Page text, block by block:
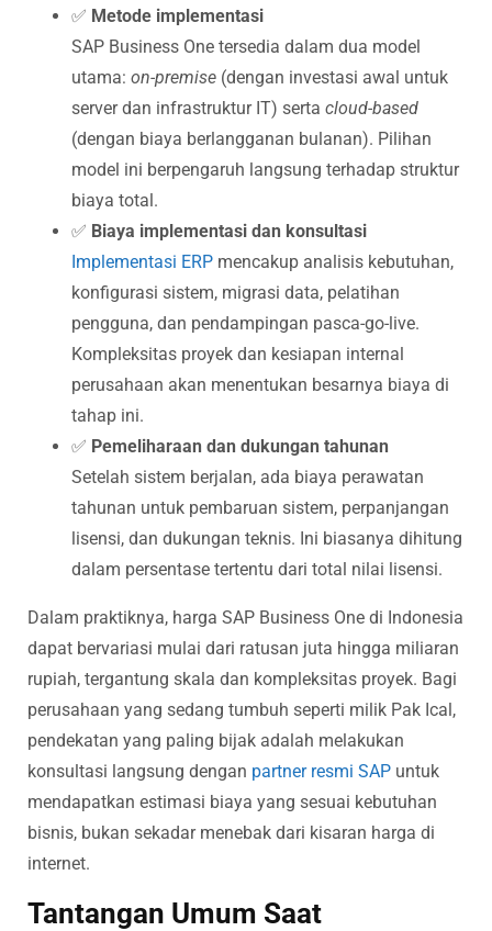
✅ Metode implementasi
SAP Business One tersedia dalam dua model
utama: on-premise (dengan investasi awal untuk
server dan infrastruktur IT) serta cloud-based
(dengan biaya berlangganan bulanan). Pilihan
model ini berpengaruh langsung terhadap struktur
biaya total.
✅ Biaya implementasi dan konsultasi
Implementasi ERP mencakup analisis kebutuhan,
konfigurasi sistem, migrasi data, pelatihan
pengguna, dan pendampingan pasca-go-live.
Kompleksitas proyek dan kesiapan internal
perusahaan akan menentukan besarnya biaya di
tahap ini.
✅ Pemeliharaan dan dukungan tahunan
Setelah sistem berjalan, ada biaya perawatan
tahunan untuk pembaruan sistem, perpanjangan
lisensi, dan dukungan teknis. Ini biasanya dihitung
dalam persentase tertentu dari total nilai lisensi.
Dalam praktiknya, harga SAP Business One di Indonesia
dapat bervariasi mulai dari ratusan juta hingga miliaran
rupiah, tergantung skala dan kompleksitas proyek. Bagi
perusahaan yang sedang tumbuh seperti milik Pak Ical,
pendekatan yang paling bijak adalah melakukan
konsultasi langsung dengan partner resmi SAP untuk
mendapatkan estimasi biaya yang sesuai kebutuhan
bisnis, bukan sekadar menebak dari kisaran harga di
internet.
Tantangan Umum Saat